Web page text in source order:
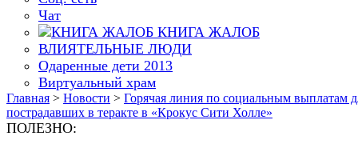
Чат
КНИГА ЖАЛОБ
ВЛИЯТЕЛЬНЫЕ ЛЮДИ
Одаренные дети 2013
Виртуальный храм
Главная > Новости > Горячая линия по социальным выплатам
пострадавших в теракте в «Крокус Сити Холле»
ПОЛЕЗНО: